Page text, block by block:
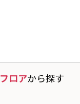
フロアから探す